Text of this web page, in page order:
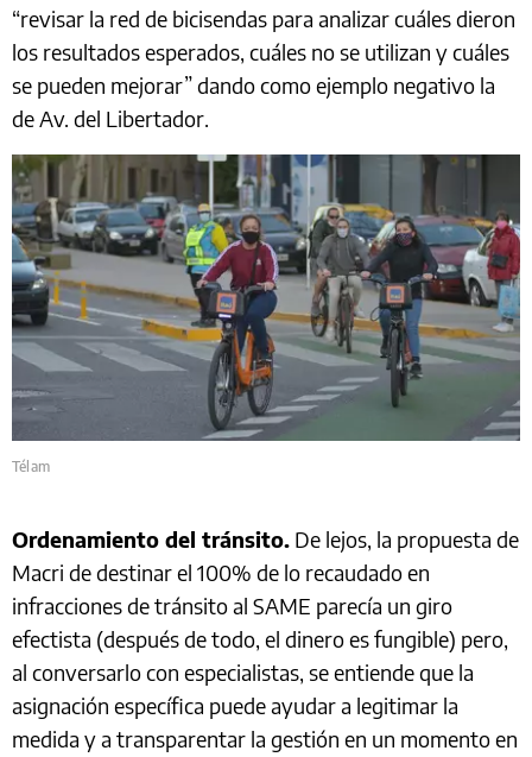
“revisar la red de bicisendas para analizar cuáles dieron
los resultados esperados, cuáles no se utilizan y cuáles
se pueden mejorar” dando como ejemplo negativo la
de Av. del Libertador.
Télam
Ordenamiento del tránsito. De lejos, la propuesta de
Macri de destinar el 100% de lo recaudado en
infracciones de tránsito al SAME parecía un giro
efectista (después de todo, el dinero es fungible) pero,
al conversarlo con especialistas, se entiende que la
asignación específica puede ayudar a legitimar la
medida y a transparentar la gestión en un momento en